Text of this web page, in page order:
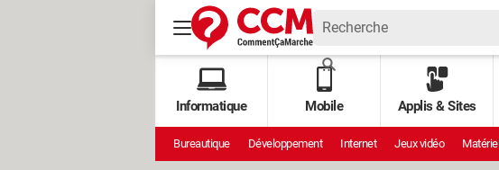
Informatique Mobile Applis & Sites
Bureautique Développement Internet Jeux vidéo Matériel